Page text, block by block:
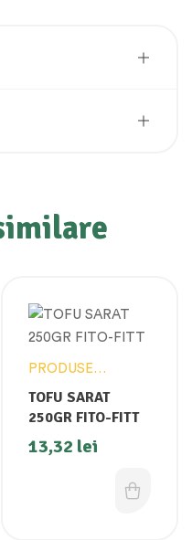
PRODUSE
VEGANE
TOFU SARAT
250GR FITO-FITT
13,32 lei